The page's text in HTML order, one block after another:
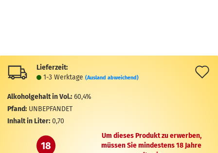
Lieferzeit:
1-3 Werktage (Ausland abweichend)
Alkoholgehalt in Vol.: 60,4%
Pfand: UNBEPFANDET
Inhalt in Liter: 0,70
18
Um dieses Produkt zu erwerben,
müssen Sie mindestens 18 Jahre